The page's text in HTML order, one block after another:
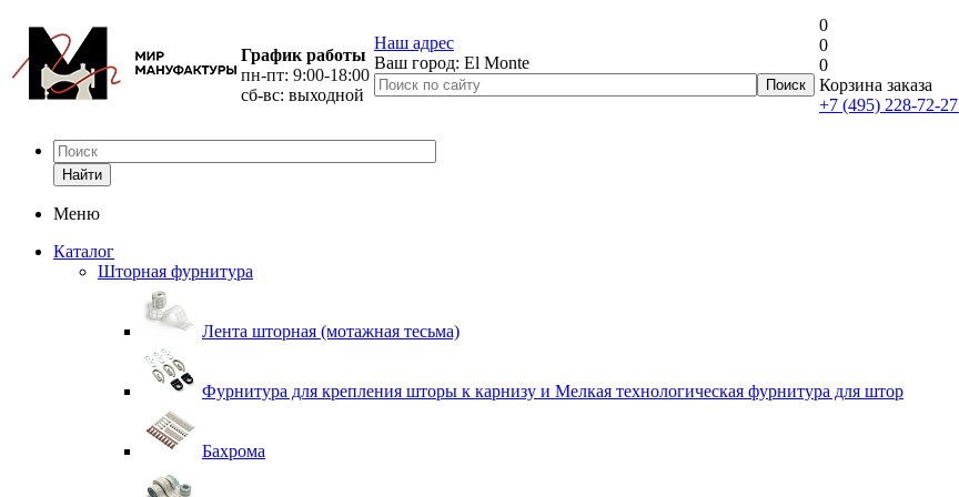
График работы
пн-пт: 9:00-18:00
сб-вс: выходной
Наш адрес
Ваш город: El Monte
0
0
0
Корзина заказа
+7 (495) 228-72-27
Найти
Меню
Каталог
Шторная фурнитура
Лента шторная (мотажная тесьма)
Фурнитура для крепления шторы к карнизу и Мелкая технологическая фурнитура для штор
Бахрома